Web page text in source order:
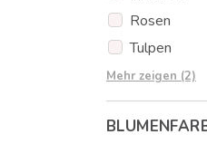
Rosen
Tulpen
Wildrosen
Mehr zeigen (2)